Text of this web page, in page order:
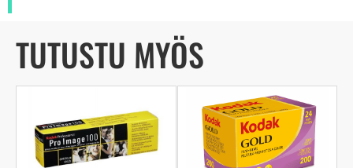
TUTUSTU MYÖS